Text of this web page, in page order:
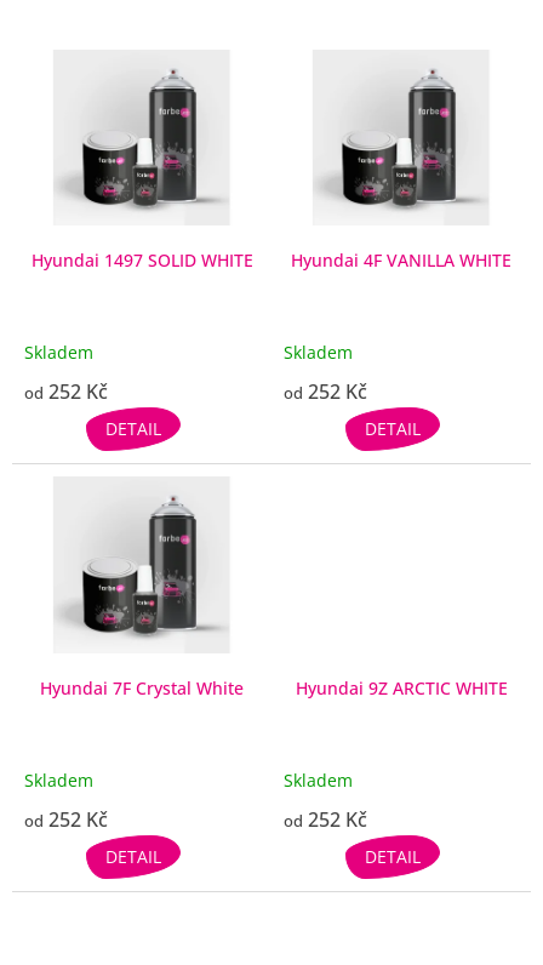
ů
Hyundai 1497 SOLID WHITE
Skladem
od 252 Kč
DETAIL
Hyundai 4F VANILLA WHITE
Skladem
od 252 Kč
DETAIL
Hyundai 7F Crystal White
Skladem
od 252 Kč
DETAIL
Hyundai 9Z ARCTIC WHITE
Skladem
od 252 Kč
DETAIL